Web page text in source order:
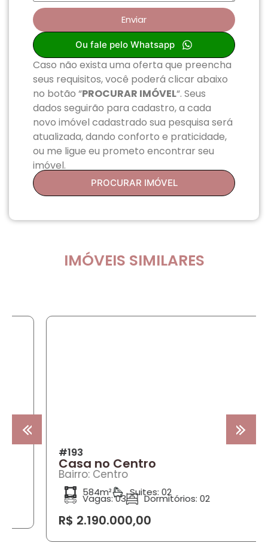
Enviar
Ou fale pelo Whatsapp
Caso não exista uma oferta que preencha
seus requisitos, você poderá clicar abaixo
no botão “PROCURAR IMÓVEL“. Seus
dados seguirão para cadastro, a cada
novo imóvel cadastrado sua pesquisa será
atualizada, dando conforto e praticidade,
ou me ligue eu prometo encontrar seu
imóvel.
PROCURAR IMÓVEL
IMÓVEIS SIMILARES
Casa no Centro
Bairro: Centro
584m² Suites: 02
Vagas: 03 Dormitórios: 02
R$ 2.190.000,00